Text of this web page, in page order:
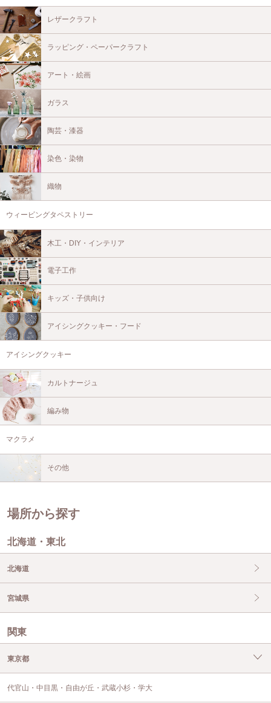
レザークラフト
ラッピング・ペーパークラフト
アート・絵画
ガラス
陶芸・漆器
染色・染物
織物
ウィービングタペストリー
木工・DIY・インテリア
電子工作
キッズ・子供向け
アイシングクッキー・フード
アイシングクッキー
カルトナージュ
編み物
マクラメ
その他
場所から探す
北海道・東北
北海道
宮城県
関東
東京都
代官山・中目黒・自由が丘・武蔵小杉・学大